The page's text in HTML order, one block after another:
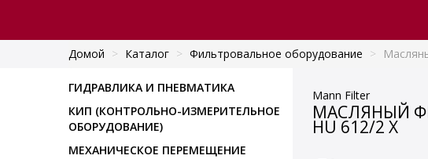
Домой > Каталог > Фильтровальное оборудование >
ГИДРАВЛИКА И ПНЕВМАТИКА
КИП (КОНТРОЛЬНО-ИЗМЕРИТЕЛЬНОЕ
ОБОРУДОВАНИЕ)
МЕХАНИЧЕСКОЕ ПЕРЕМЕЩЕНИЕ
Mann Filter
МАСЛЯНЫЙ
HU 612/2 X